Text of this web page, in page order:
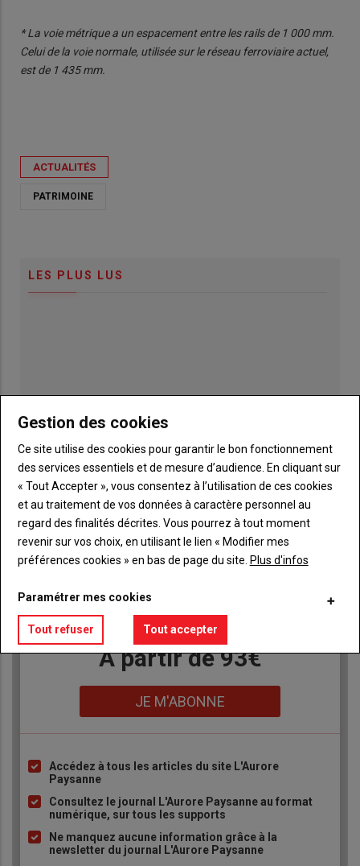
* La voie métrique a un espacement entre les rails de 1 000 mm.
Celui de la voie normale, utilisée sur le réseau ferroviaire actuel,
est de 1 435 mm.
ACTUALITÉS
PATRIMOINE
LES PLUS LUS
TITRE JE M'ABONNE
Body A partir de 93€
JE M'ABONNE
Liste
puce
Accédez à tous les articles du site L'Aurore
Paysanne
Consultez le journal L'Aurore Paysanne au format
numérique, sur tous les supports
Ne manquez aucune information grâce à la
newsletter du journal L'Aurore Paysanne
Gestion des cookies
Ce site utilise des cookies pour garantir le bon fonctionnement
des services essentiels et de mesure d’audience. En cliquant sur
« Tout Accepter », vous consentez à l’utilisation de ces cookies
et au traitement de vos données à caractère personnel au
regard des finalités décrites. Vous pourrez à tout moment
revenir sur vos choix, en utilisant le lien « Modifier mes
préférences cookies » en bas de page du site. Plus d'infos
Paramétrer mes cookies
Tout refuser Tout accepter